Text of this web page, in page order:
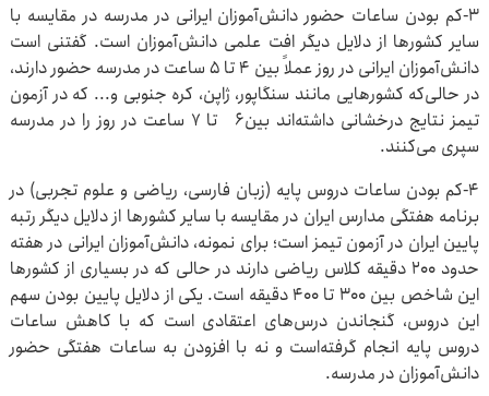
۳-کم بودن ساعات حضور دانش‌آموزان ایرانی در مدرسه در مقایسه با
سایر کشورها از دلایل دیگر افت علمی دانش‌آموزان است. گفتنی است
دانش‌آموزان ایرانی در روز عملاً بین ۴ تا ۵ ساعت در مدرسه حضور دارند،
در حالی‌که کشورهایی مانند سنگاپور، ژاپن، کره جنوبی و... که در آزمون
تیمز نتایج درخشانی داشته‌اند بین۶ تا ۷ ساعت در روز را در مدرسه
سپری می‌کنند.
۴-کم بودن ساعات دروس پایه (زبان فارسی، ریاضی و علوم تجربی) در
برنامه هفتگی مدارس ایران در مقایسه با سایر کشورها از دلایل دیگر رتبه
پایین ایران در آزمون تیمز است؛ برای نمونه، دانش‌آموزان ایرانی در هفته
حدود ۲۰۰ دقیقه کلاس ریاضی دارند در حالی که در بسیاری از کشورها
این شاخص بین ۳۰۰ تا ۴۰۰ دقیقه است. یکی از دلایل پایین بودن سهم
این دروس، گنجاندن درس‌های اعتقادی است که با کاهش ساعات
دروس پایه انجام گرفته‌است و نه با افزودن به ساعات هفتگی حضور
دانش‌آموزان در مدرسه.